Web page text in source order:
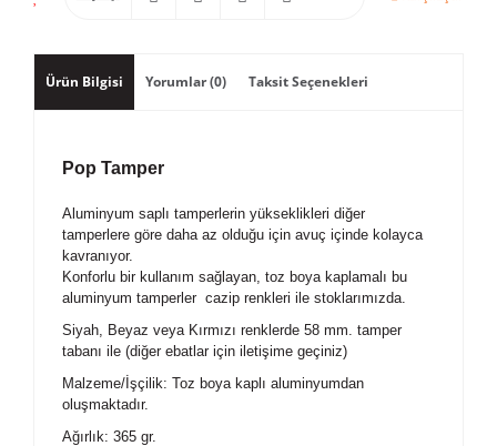
Ürün Bilgisi Yorumlar (0) Taksit Seçenekleri
Pop Tamper
Aluminyum saplı tamperlerin yükseklikleri diğer
tamperlere göre daha az olduğu için avuç içinde kolayca
kavranıyor.
Konforlu bir kullanım sağlayan, toz boya kaplamalı bu
aluminyum tamperler cazip renkleri ile stoklarımızda.
Siyah, Beyaz veya Kırmızı renklerde 58 mm. tamper
tabanı ile (diğer ebatlar için iletişime geçiniz)
Malzeme/İşçilik: Toz boya kaplı aluminyumdan
oluşmaktadır.
Ağırlık: 365 gr.